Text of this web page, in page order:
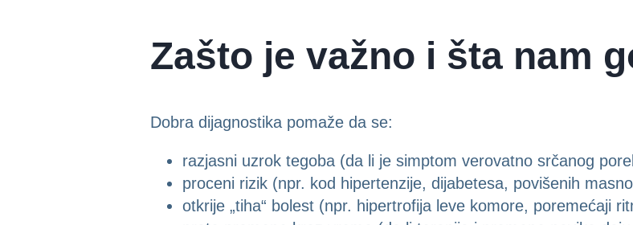
Zašto je važno i šta nam
Dobra dijagnostika pomaže da se:
razjasni uzrok tegoba (da li je simptom verovatno srčanog
proceni rizik (npr. kod hipertenzije, dijabetesa, povišenih
otkrije „tiha“ bolest (npr. hipertrofija leve komore, poremećaji